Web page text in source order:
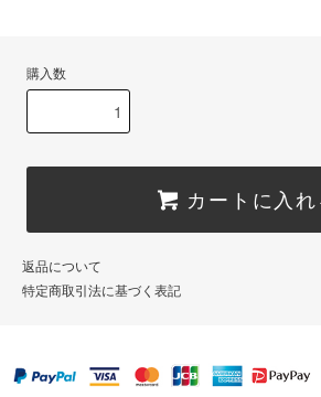
購入数
カートに入れ
返品について
特定商取引法に基づく表記